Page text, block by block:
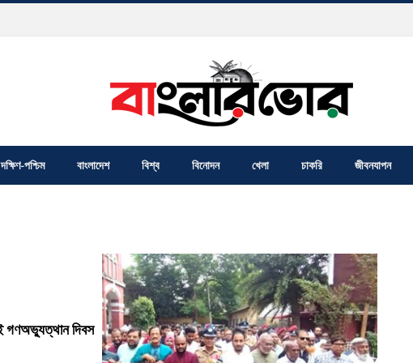
দক্ষিণ-পশ্চিম বাংলাদেশ বিশ্ব বিনোদন খেলা চাকরি জীবনযাপন
গণঅভ্যুত্থান দিবস